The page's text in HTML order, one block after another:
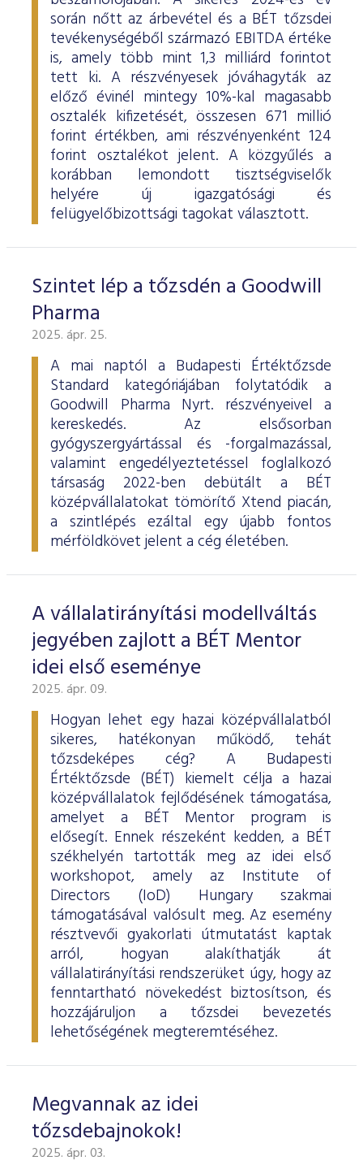
során nőtt az árbevétel és a BÉT tőzsdei
tevékenységéből származó EBITDA értéke
is, amely több mint 1,3 milliárd forintot
tett ki. A részvényesek jóváhagyták az
előző évinél mintegy 10%-kal magasabb
osztalék kifizetését, összesen 671 millió
forint értékben, ami részvényenként 124
forint osztalékot jelent. A közgyűlés a
korábban lemondott tisztségviselők
helyére új igazgatósági és
felügyelőbizottsági tagokat választott.
Szintet lép a tőzsdén a Goodwill
Pharma
2025. ápr. 25.
A mai naptól a Budapesti Értéktőzsde
Standard kategóriájában folytatódik a
Goodwill Pharma Nyrt. részvényeivel a
kereskedés. Az elsősorban
gyógyszergyártással és -forgalmazással,
valamint engedélyeztetéssel foglalkozó
társaság 2022-ben debütált a BÉT
középvállalatokat tömörítő Xtend piacán,
a szintlépés ezáltal egy újabb fontos
mérföldkövet jelent a cég életében.
A vállalatirányítási modellváltás
jegyében zajlott a BÉT Mentor
idei első eseménye
2025. ápr. 09.
Hogyan lehet egy hazai középvállalatból
sikeres, hatékonyan működő, tehát
tőzsdeképes cég? A Budapesti
Értéktőzsde (BÉT) kiemelt célja a hazai
középvállalatok fejlődésének támogatása,
amelyet a BÉT Mentor program is
elősegít. Ennek részeként kedden, a BÉT
székhelyén tartották meg az idei első
workshopot, amely az Institute of
Directors (IoD) Hungary szakmai
támogatásával valósult meg. Az esemény
résztvevői gyakorlati útmutatást kaptak
arról, hogyan alakíthatják át
vállalatirányítási rendszerüket úgy, hogy az
fenntartható növekedést biztosítson, és
hozzájáruljon a tőzsdei bevezetés
lehetőségének megteremtéséhez.
Megvannak az idei
tőzsdebajnokok!
2025. ápr. 03.